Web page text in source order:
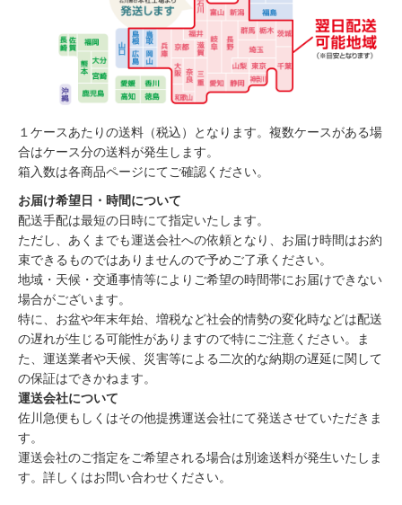
１ケースあたりの送料（税込）となります。複数ケースがある場
合はケース分の送料が発生します。
箱入数は各商品ページにてご確認ください。
お届け希望日・時間について
配送手配は最短の日時にて指定いたします。
ただし、あくまでも運送会社への依頼となり、お届け時間はお約
束できるものではありませんので予めご了承ください。
地域・天候・交通事情等によりご希望の時間帯にお届けできない
場合がございます。
特に、お盆や年末年始、増税など社会的情勢の変化時などは配送
の遅れが生じる可能性がありますので特にご注意ください。ま
た、運送業者や天候、災害等による二次的な納期の遅延に関して
の保証はできかねます。
運送会社について
佐川急便もしくはその他提携運送会社にて発送させていただきま
す。
運送会社のご指定をご希望される場合は別途送料が発生いたしま
す。詳しくはお問い合わせください。